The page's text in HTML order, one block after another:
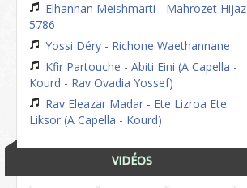
Elhannan Meishmarti - Mahrozet Hijaz
5786
Yossi Déry - Richone Waethannane
Kfir Partouche - Abiti Eini (A Capella -
Kourd - Rav Ovadia Yossef)
Rav Eleazar Madar - Ete Lizroa Ete
Liksor (A Capella - Kourd)
VIDÉOS